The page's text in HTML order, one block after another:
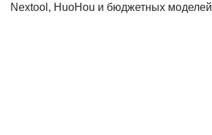
Nextool, HuoHou и бюджетных моделей